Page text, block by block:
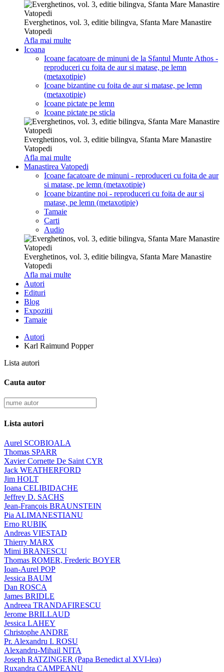
Everghetinos, vol. 3, editie bilingva, Sfanta Mare Manastire
Vatopedi
Afla mai multe
Icoana
Icoane facatoare de minuni de la Sfantul Munte Athos -
reproduceri cu foita de aur si matase, pe lemn
(metaxotipie)
Icoane bizantine cu foita de aur si matase, pe lemn
(metaxotipie)
Icoane pictate pe lemn
Icoane pictate pe sticla
Everghetinos, vol. 3, editie bilingva, Sfanta Mare Manastire
Vatopedi
Afla mai multe
Manastirea Vatopedi
Icoane facatoare de minuni - reproduceri cu foita de aur
si matase, pe lemn (metaxotipie)
Icoane bizantine noi - reproduceri cu foita de aur si
matase, pe lemn (metaxotipie)
Tamaie
Carti
Audio
Everghetinos, vol. 3, editie bilingva, Sfanta Mare Manastire
Vatopedi
Afla mai multe
Autori
Edituri
Blog
Expozitii
Tamaie
Autori
Karl Raimund Popper
Lista autori
Cauta autor
Lista autori
Aurel SCOBIOALA
Thomas SPARR
Xavier Cornette De Saint CYR
Jack WEATHERFORD
Jim HOLT
Ioana CELIBIDACHE
Jeffrey D. SACHS
Jean-François BRAUNSTEIN
Pia ALIMANESTIANU
Erno RUBIK
Andreas VIESTAD
Thierry MARX
Mimi BRANESCU
Thomas ROMER, Frederic BOYER
Ioan-Aurel POP
Jessica BAUM
Dan ROSCA
James BRIDLE
Andreea TRANDAFIRESCU
Jerome BRILLAUD
Jessica LAHEY
Christophe ANDRE
Pr. Alexandru I. ROSU
Alexandru-Mihail NITA
Joseph RATZINGER (Papa Benedict al XVI-lea)
Ruxandra CAMPEANU